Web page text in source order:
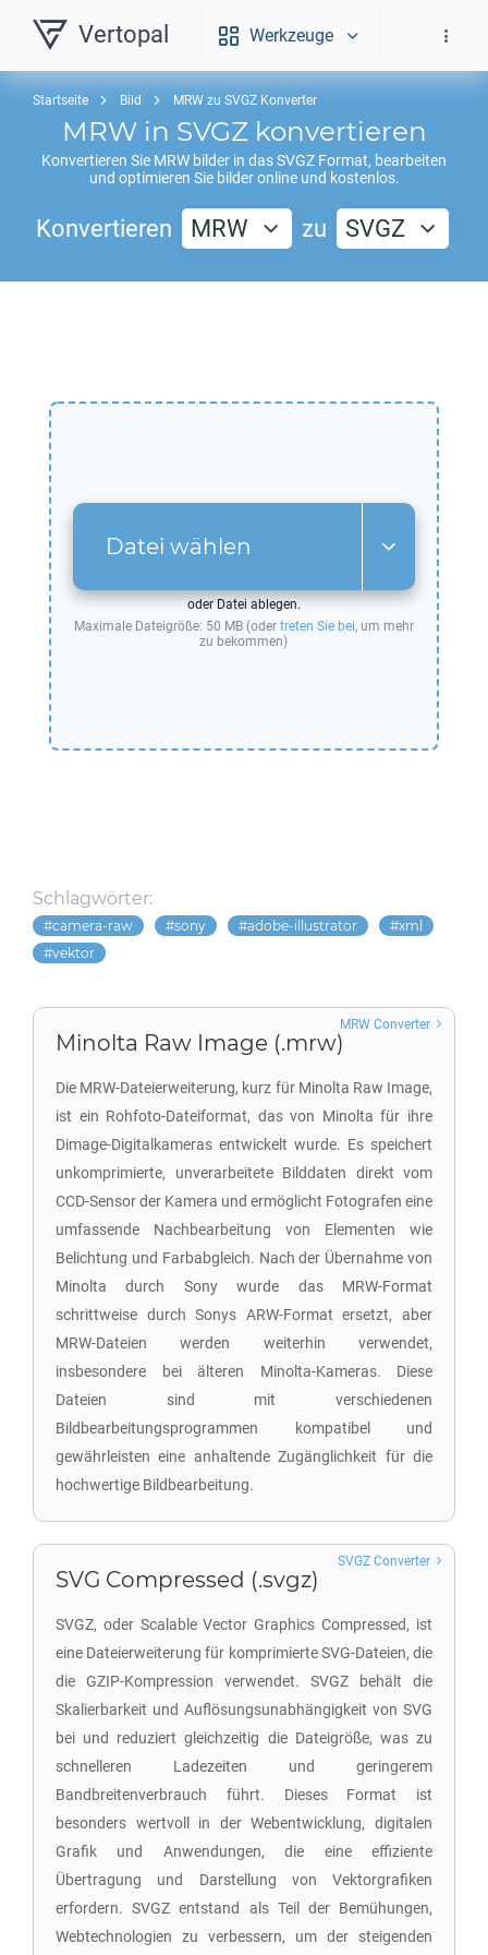
Vertopal Werkzeuge
Startseite Bild MRW zu SVGZ Konverter
MRWin SVGZkonvertieren
Konvertieren Sie MRW bilder in dasSVGZ Format, bearbeiten
und optimieren Sie bilder online und kostenlos.
Konvertieren MRW zu SVGZ
Datei wählen
oder Datei ablegen.
Maximale Dateigröße: 50 MB (oder treten Sie bei, um mehr
zu bekommen)
Schlagwörter:
camera-raw sony adobe-illustrator
xml
vektor
Minolta Raw Image (.mrw)
Die MRW-Dateierweiterung, kurz für Minolta Raw Image,
ist ein Rohfoto-Dateiformat, das von Minolta für ihre
Dimage-Digitalkameras entwickelt wurde. Es speichert
unkomprimierte, unverarbeitete Bilddaten direkt vom
CCD-Sensor der Kamera und ermöglicht Fotografen eine
umfassende Nachbearbeitung von Elementen wie
Belichtung und Farbabgleich. Nach der Übernahme von
Minolta durch Sony wurde das MRW-Format
schrittweise durch Sonys ARW-Format ersetzt, aber
MRW-Dateien werden weiterhin verwendet,
insbesondere bei älteren Minolta-Kameras. Diese
Dateien sind mit verschiedenen
Bildbearbeitungsprogrammen kompatibel und
gewährleisten eine anhaltende Zugänglichkeit für die
hochwertige Bildbearbeitung.
MRW Converter
SVG Compressed (.svgz)
SVGZ, oder Scalable Vector Graphics Compressed, ist
eine Dateierweiterung für komprimierte SVG-Dateien, die
die GZIP-Kompression verwendet. SVGZ behält die
Skalierbarkeit und Auflösungsunabhängigkeit von SVG
bei und reduziert gleichzeitig die Dateigröße, was zu
schnelleren Ladezeiten und geringerem
Bandbreitenverbrauch führt. Dieses Format ist
besonders wertvoll in der Webentwicklung, digitalen
Grafik und Anwendungen, die eine effiziente
Übertragung und Darstellung von Vektorgrafiken
erfordern. SVGZ entstand als Teil der Bemühungen,
Webtechnologien zu verbessern, um der steigenden
SVGZ Converter